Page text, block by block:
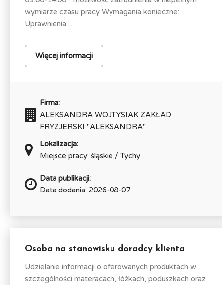
wymiarze czasu pracy Wymagania konieczne:
Uprawnienia:...
Więcej informacji
Firma:
ALEKSANDRA WOJTYSIAK ZAKŁAD
FRYZJERSKI "ALEKSANDRA"
Lokalizacja:
Miejsce pracy: śląskie / Tychy
Data publikacji:
Data dodania: 2026-08-07
Osoba na stanowisku doradcy klienta
Udzielanie informacji o oferowanych produktach w
szczególności materacach, łóżkach, poduszkach oraz